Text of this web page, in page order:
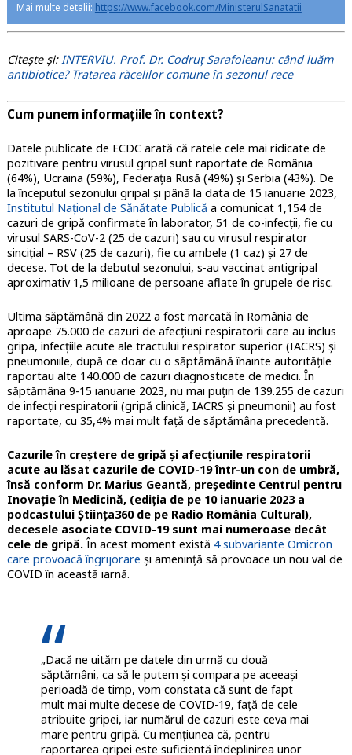
Mai multe detalii: https://www.facebook.com/MinisterulSanatatii
Citește și:INTERVIU. Prof. Dr. Codruț Sarafoleanu: când luăm
antibiotice? Tratarea răcelilor comune în sezonul rece
Cum punem informațiile în context?
Datele publicate de ECDC arată că ratele cele mai ridicate de
pozitivare pentru virusul gripal sunt raportate de România
(64%), Ucraina (59%), Federația Rusă (49%) și Serbia (43%). De
la începutul sezonului gripal și până la data de 15 ianuarie 2023,
Institutul Național de Sănătate Publică a comunicat 1,154 de
cazuri de gripă confirmate în laborator, 51 de co-infecții, fie cu
virusul SARS-CoV-2 (25 de cazuri) sau cu virusul respirator
sincițial – RSV (25 de cazuri), fie cu ambele (1 caz) și 27 de
decese. Tot de la debutul sezonului, s-au vaccinat antigripal
aproximativ 1,5 milioane de persoane aflate în grupele de risc.
Ultima săptămână din 2022 a fost marcată în România de
aproape 75.000 de cazuri de afecțiuni respiratorii care au inclus
gripa, infecțiile acute ale tractului respirator superior (IACRS) și
pneumoniile, după ce doar cu o săptămână înainte autoritățile
raportau alte 140.000 de cazuri diagnosticate de medici. În
săptămâna 9-15 ianuarie 2023, nu mai puțin de 139.255 de cazuri
de infecții respiratorii (gripă clinică, IACRS și pneumonii) au fost
raportate, cu 35,4% mai mult față de săptămâna precedentă.
Cazurile în creștere de gripă și afecțiunile respiratorii
acute au lăsat cazurile de COVID-19 într-un con de umbră,
însă conform Dr. Marius Geantă, președinte Centrul pentru
Inovație în Medicină, (ediția de pe 10 ianuarie 2023 a
podcastului Știința360 de pe Radio România Cultural),
decesele asociate COVID-19 sunt mai numeroase decât
cele de gripă.În acest moment există 4 subvariante Omicron
care provoacă îngrijorare și amenință să provoace un nou val de
COVID în această iarnă.
„Dacă ne uităm pe datele din urmă cu două
săptămâni, ca să le putem și compara pe aceeași
perioadă de timp, vom constata că sunt de fapt
mult mai multe decese de COVID-19, față de cele
atribuite gripei, iar numărul de cazuri este ceva mai
mare pentru gripă. Cu mențiunea că, pentru
raportarea gripei este suficientă îndeplinirea unor